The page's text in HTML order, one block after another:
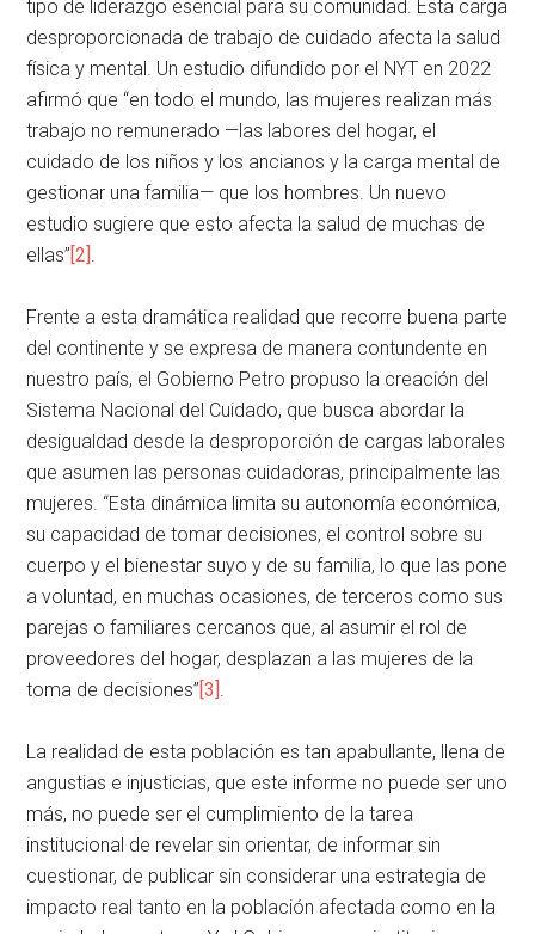
tipo de liderazgo esencial para su comunidad. Esta carga
desproporcionada de trabajo de cuidado afecta la salud
física y mental. Un estudio difundido por el NYT en 2022
afirmó que “en todo el mundo, las mujeres realizan más
trabajo no remunerado —las labores del hogar, el
cuidado de los niños y los ancianos y la carga mental de
gestionar una familia— que los hombres. Un nuevo
estudio sugiere que esto afecta la salud de muchas de
ellas”[2].
Frente a esta dramática realidad que recorre buena parte
del continente y se expresa de manera contundente en
nuestro país, el Gobierno Petro propuso la creación del
Sistema Nacional del Cuidado, que busca abordar la
desigualdad desde la desproporción de cargas laborales
que asumen las personas cuidadoras, principalmente las
mujeres. “Esta dinámica limita su autonomía económica,
su capacidad de tomar decisiones, el control sobre su
cuerpo y el bienestar suyo y de su familia, lo que las pone
a voluntad, en muchas ocasiones, de terceros como sus
parejas o familiares cercanos que, al asumir el rol de
proveedores del hogar, desplazan a las mujeres de la
toma de decisiones”[3].
La realidad de esta población es tan apabullante, llena de
angustias e injusticias, que este informe no puede ser uno
más, no puede ser el cumplimiento de la tarea
institucional de revelar sin orientar, de informar sin
cuestionar, de publicar sin considerar una estrategia de
impacto real tanto en la población afectada como en la